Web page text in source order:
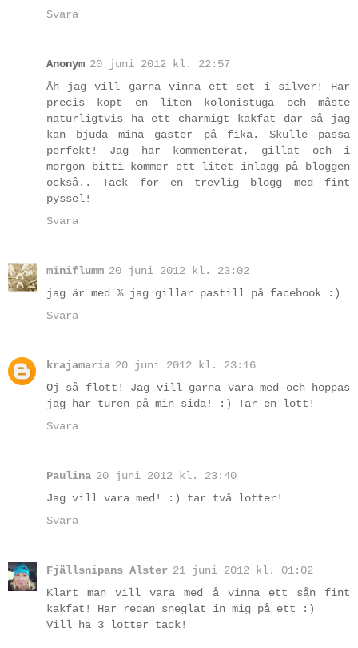
Svara
Anonym 20 juni 2012 kl. 22:57
Åh jag vill gärna vinna ett set i silver! Har
precis köpt en liten kolonistuga och måste
naturligtvis ha ett charmigt kakfat där så jag
kan bjuda mina gäster på fika. Skulle passa
perfekt! Jag har kommenterat, gillat och i
morgon bitti kommer ett litet inlägg på bloggen
också.. Tack för en trevlig blogg med fint
pyssel!
Svara
miniflumm 20 juni 2012 kl. 23:02
jag är med % jag gillar pastill på facebook :)
Svara
krajamaria 20 juni 2012 kl. 23:16
Oj så flott! Jag vill gärna vara med och hoppas
jag har turen på min sida! :) Tar en lott!
Svara
Paulina 20 juni 2012 kl. 23:40
Jag vill vara med! :) tar två lotter!
Svara
Fjällsnipans Alster 21 juni 2012 kl. 01:02
Klart man vill vara med å vinna ett sån fint
kakfat! Har redan sneglat in mig på ett :)
Vill ha 3 lotter tack!